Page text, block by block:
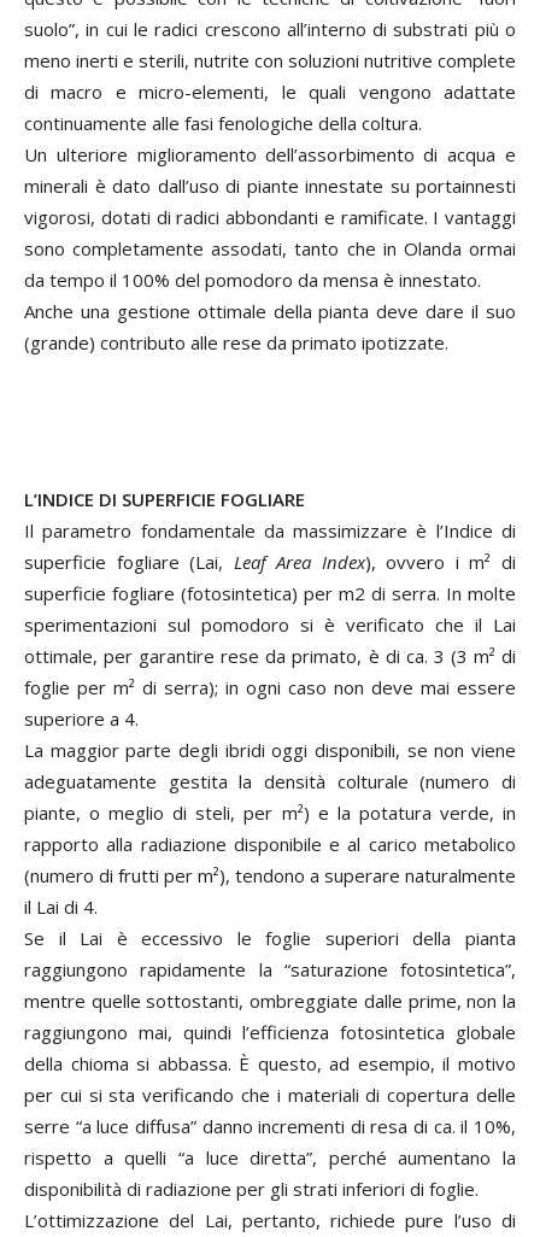
suolo”, in cui le radici crescono all’interno di substrati più o
meno inerti e sterili, nutrite con soluzioni nutritive complete
di macro e micro-elementi, le quali vengono adattate
continuamente alle fasi fenologiche della coltura.
Un ulteriore miglioramento dell’assorbimento di acqua e
minerali è dato dall’uso di piante innestate su portainnesti
vigorosi, dotati di radici abbondanti e ramificate. I vantaggi
sono completamente assodati, tanto che in Olanda ormai
da tempo il 100% del pomodoro da mensa è innestato.
Anche una gestione ottimale della pianta deve dare il suo
(grande) contributo alle rese da primato ipotizzate.
L’INDICE DI SUPERFICIE FOGLIARE
Il parametro fondamentale da massimizzare è l’Indice di
superficie fogliare (Lai, Leaf Area Index), ovvero i m² di
superficie fogliare (fotosintetica) per m2 di serra. In molte
sperimentazioni sul pomodoro si è verificato che il Lai
ottimale, per garantire rese da primato, è di ca. 3 (3 m² di
foglie per m² di serra); in ogni caso non deve mai essere
superiore a 4.
La maggior parte degli ibridi oggi disponibili, se non viene
adeguatamente gestita la densità colturale (numero di
piante, o meglio di steli, per m²) e la potatura verde, in
rapporto alla radiazione disponibile e al carico metabolico
(numero di frutti per m²), tendono a superare naturalmente
il Lai di 4.
Se il Lai è eccessivo le foglie superiori della pianta
raggiungono rapidamente la “saturazione fotosintetica”,
mentre quelle sottostanti, ombreggiate dalle prime, non la
raggiungono mai, quindi l’efficienza fotosintetica globale
della chioma si abbassa. È questo, ad esempio, il motivo
per cui si sta verificando che i materiali di copertura delle
serre “a luce diffusa” danno incrementi di resa di ca. il 10%,
rispetto a quelli “a luce diretta”, perché aumentano la
disponibilità di radiazione per gli strati inferiori di foglie.
L’ottimizzazione del Lai, pertanto, richiede pure l’uso di